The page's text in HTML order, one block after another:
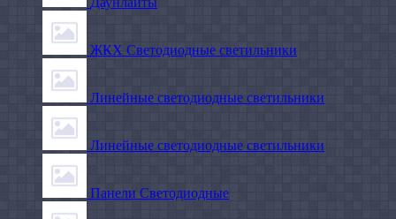
ЖКХ Светодиодные светильники
Линейные светодиодные светильники
Линейные светодиодные светильники
Панели Светодиодные